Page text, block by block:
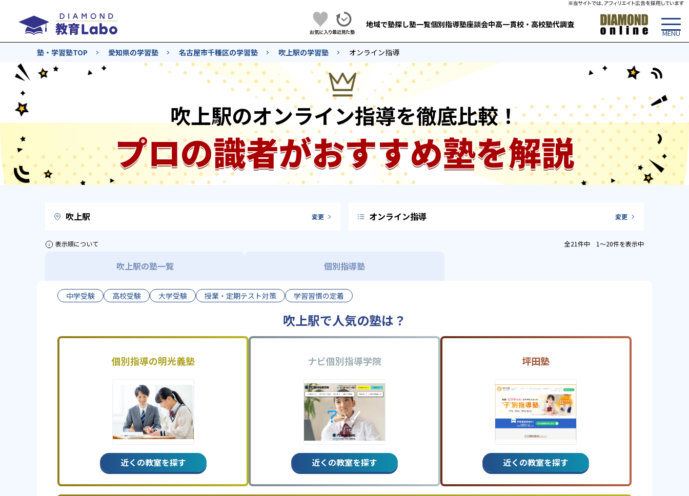
地域で塾探し塾一覧個別指導塾座談会中高一貫校・高校塾代調査
塾・学習塾TOP 愛知県の学習塾 名古屋市千種区の学習塾 吹上駅の学習塾 オンライン指導
吹上駅のオンライン指導を徹底比較！
プロの識者がおすすめ塾を解説
吹上駅 変更 オンライン指導 変更
表示順について 全21件中 1〜20件を表示中
吹上駅の塾一覧 個別指導塾
中学受験 高校受験 大学受験 授業・定期テスト対策 学習習慣の定着
吹上駅で人気の塾は？
個別指導の明光義塾
近くの教室を探す
ナビ個別指導学院
近くの教室を探す
坪田塾
近くの教室を探す